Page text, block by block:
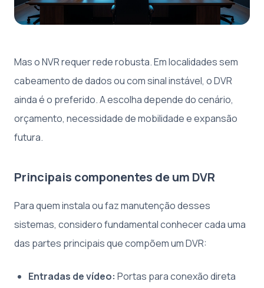
Mas o NVR requer rede robusta. Em localidades sem
cabeamento de dados ou com sinal instável, o DVR
ainda é o preferido. A escolha depende do cenário,
orçamento, necessidade de mobilidade e expansão
futura.
Principais componentes de um DVR
Para quem instala ou faz manutenção desses
sistemas, considero fundamental conhecer cada uma
das partes principais que compõem um DVR:
Entradas de vídeo: Portas para conexão direta